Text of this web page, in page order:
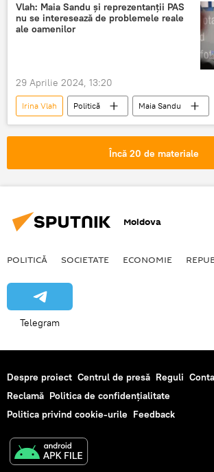
Vlah: Maia Sandu și reprezentanții PAS
nu se interesează de problemele reale
ale oamenilor
29 Aprilie 2024, 13:20
Irina Vlah Politică Maia Sandu
Încă 20 de materiale
Moldova
POLITICĂ SOCIETATE ECONOMIE
Telegram
Despre proiect Centrul de presă Reguli
Reclamă Politica de confidențialitate
Politica privind cookie-urile Feedback